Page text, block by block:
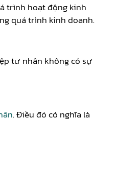
trình hoạt động kinh
quá trình kinh doanh.
tư nhân không có sự
. Điều đó có nghĩa là